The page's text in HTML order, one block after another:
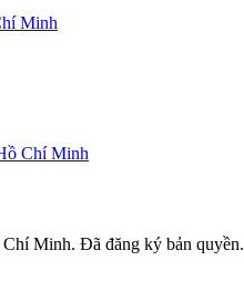
Minh
Chí Minh
Minh. Đã đăng ký bản quyền.